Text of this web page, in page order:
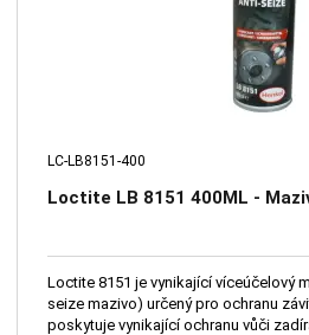
LC-LB8151-400
Loctite LB 8151 400ML -
Loctite 8151 je vynikající víceúčelový
seize mazivo) určený pro ochranu
poskytuje vynikající ochranu vůči